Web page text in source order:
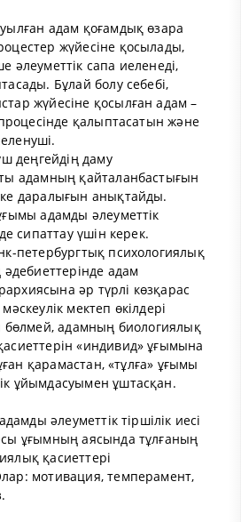
адам қоғамдық өзара
жүйесіне қосылады,
әлеуметтік сапа иеленеді,
Бұлай болу себебі,
жүйесіне қосылған адам –
қалыптасатын және
деңгейдің даму
адамның қайталанбастығын
даралығын анықтайды.
адамды әлеуметтік
сипаттау үшін керек.
петербургтық психологиялық
әдебиеттерінде адам
әр түрлі көзқарас
мектеп өкілдері
бөлмей, адамның биологиялық
«индивид» ұғымына
қарамастан, «тұлға» ұғымы
ұйымдасуымен ұштасқан.
әлеуметтік тіршілік иесі
ұғымның аясында тұлғаның
қасиеттері
мотивация, темперамент,